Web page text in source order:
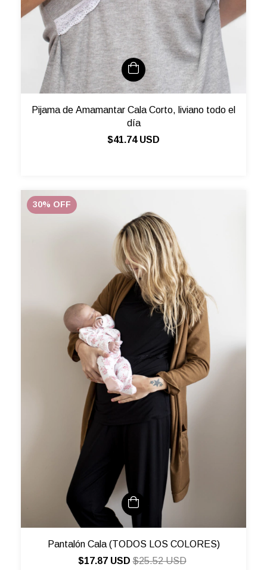
Pijama de Amamantar Cala Corto, liviano todo el
día
$41.74 USD
30% OFF
Pantalón Cala (TODOS LOS COLORES)
$17.87 USD$25.52 USD